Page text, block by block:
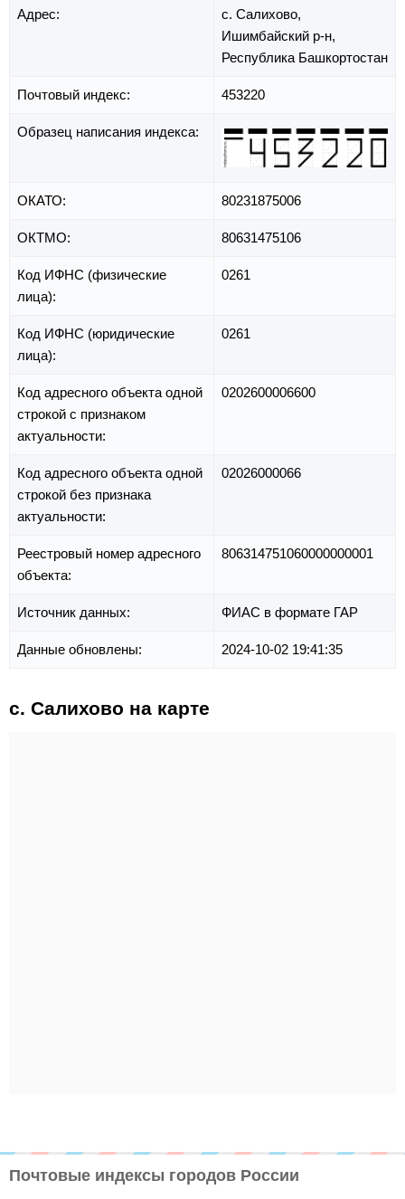
Адрес:
с. Салихово,
Ишимбайский р-н,
Республика Башкортостан
Почтовый индекс: 453220
Образец написания индекса:
ОКАТО: 80231875006
ОКТМО: 80631475106
Код ИФНС (физические
лица):
0261
Код ИФНС (юридические
лица):
0261
Код адресного объекта одной
строкой с признаком
актуальности:
0202600006600
Код адресного объекта одной
строкой без признака
актуальности:
02026000066
Реестровый номер адресного
объекта:
806314751060000000001
Источник данных: ФИАС в формате ГАР
Данные обновлены: 2024-10-02 19:41:35
с. Салихово на карте
Почтовые индексы городов России